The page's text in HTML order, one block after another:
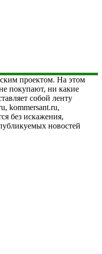
проектом. На этом
покупают, ни какие
собой ленту
kommersant.ru,
без искажения,
новостей